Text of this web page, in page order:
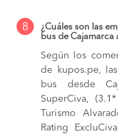
8
¿Cuáles son las
bus de Cajamarca
Según los
de kupos.pe,
bus desde
SuperCiva,
Turismo
Rating